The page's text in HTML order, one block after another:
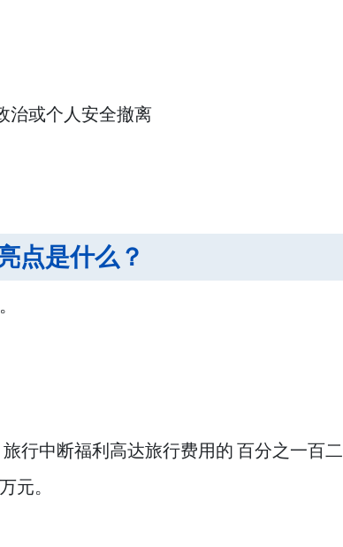
治或个人安全撤离
点是什么？
行中断福利高达旅行费用的 百分之一百二
元。